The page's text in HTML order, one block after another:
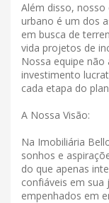
Além disso,
urbano é um dos
em busca de
vida projetos de
Nossa equipe
investimento
cada etapa do
A Nossa Visão:
Na Imobiliária
sonhos e
do que apenas
confiáveis ​​em sua
empenhados em